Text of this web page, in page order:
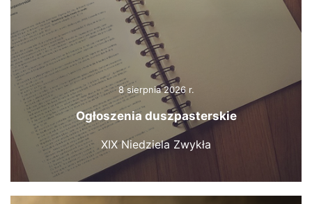
8 sierpnia 2026 r.
Ogłoszenia duszpasterskie
XIX Niedziela Zwykła